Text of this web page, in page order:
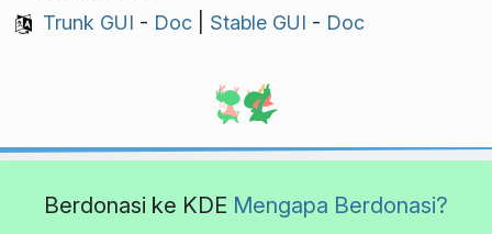
Trunk GUI - Doc| Stable GUI - Doc
Berdonasi ke KDE Mengapa Berdonasi?